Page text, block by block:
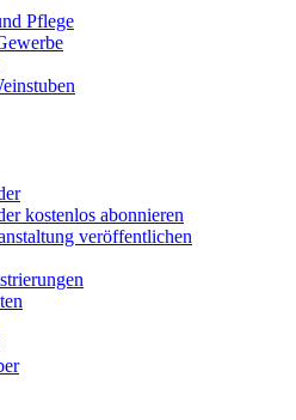
Pflege
kostenlos abonnieren
veröffentlichen